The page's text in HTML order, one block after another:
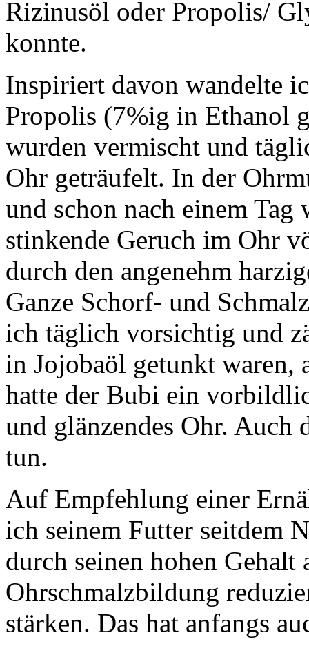
Rizinusöl oder Propolis/
konnte.
Inspiriert davon wandelte
Propolis (7%ig in Ethanol
wurden vermischt und
Ohr geträufelt. In der
und schon nach einem
stinkende Geruch im Ohr
durch den angenehm
Ganze Schorf- und
ich täglich vorsichtig und
in Jojobaöl getunkt waren,
hatte der Bubi ein
und glänzendes Ohr. Auch
tun.
Auf Empfehlung einer
ich seinem Futter seitdem
durch seinen hohen
Ohrschmalzbildung
stärken. Das hat anfangs